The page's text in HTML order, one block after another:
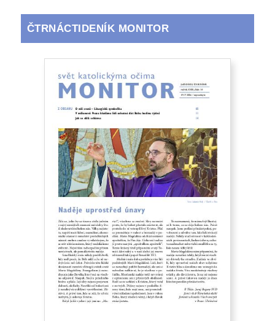
ČTRNÁCTIDENÍK MONITOR